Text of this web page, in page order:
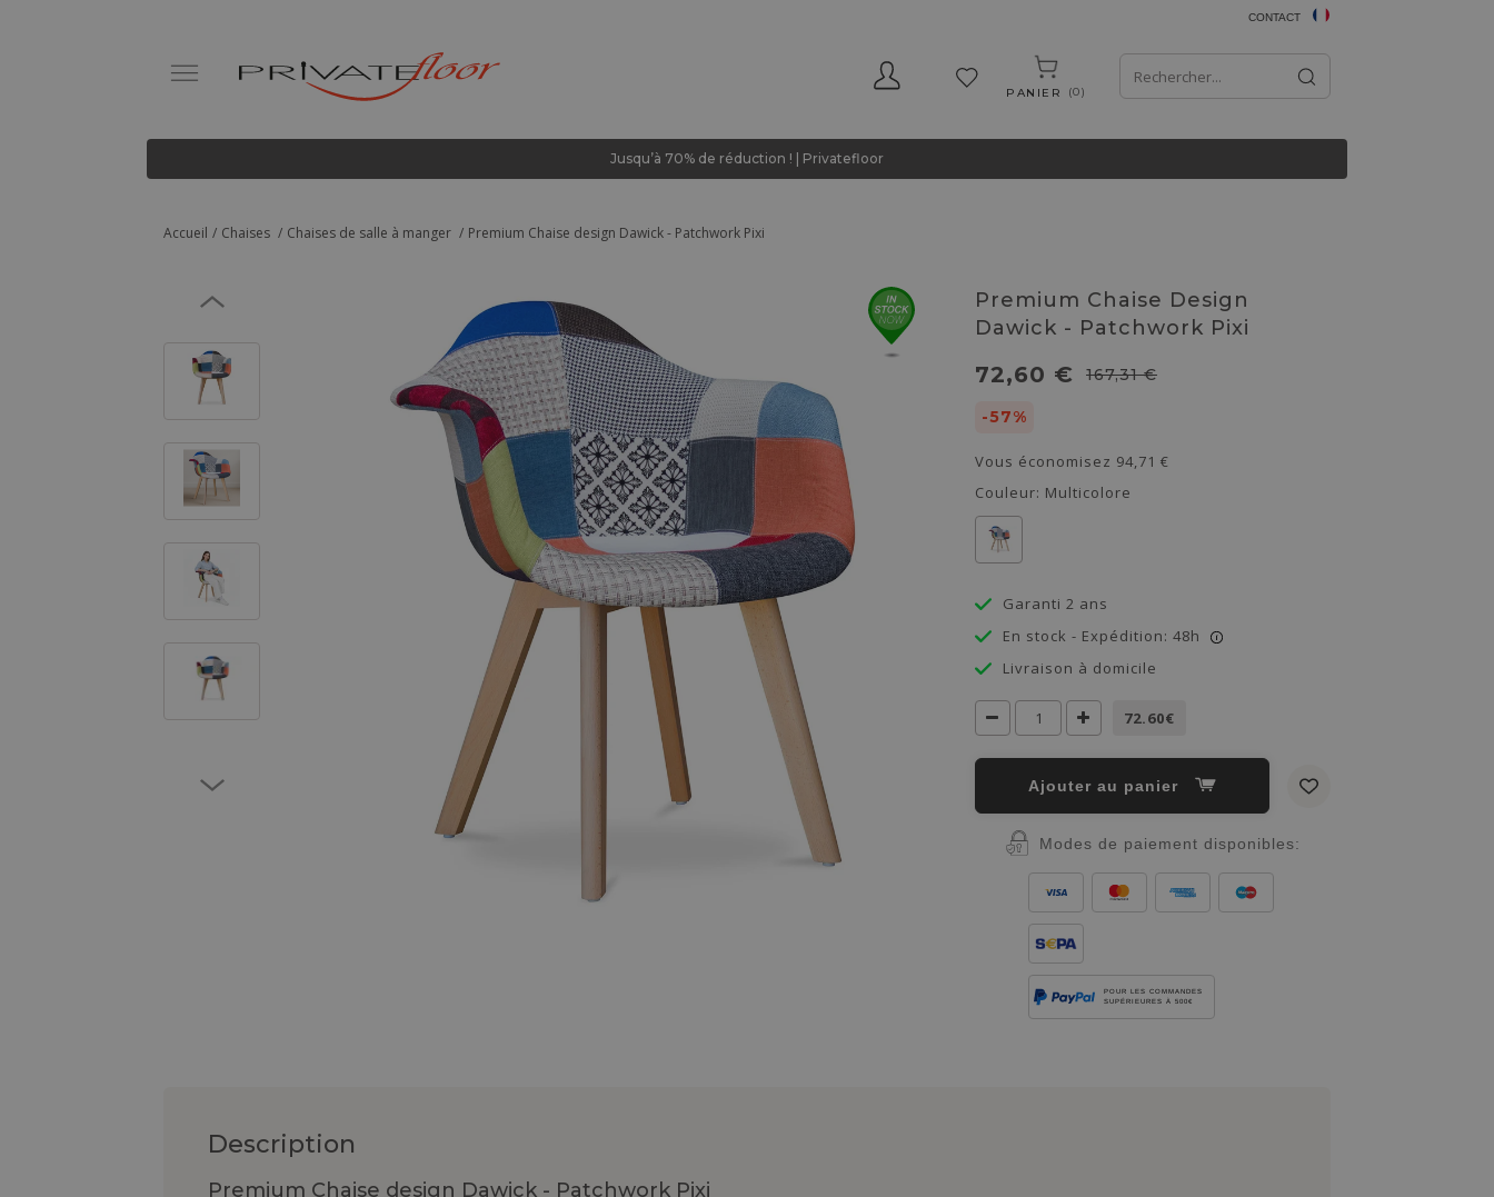
CONTACT
PANIER 0
Jusqu’à 70% de réduction ! | Privatefloor
Accueil Chaises Chaises de salle à manger Premium Chaise design Dawick - Patchwork Pixi
Premium Chaise Design
Dawick - Patchwork Pixi
72,60 € 167,31 €
-57%
Vous économisez 94,71 €
Couleur: Multicolore
Garanti 2 ans
En stock - Expédition: 48h
i
Livraison à domicile
72.60€
Ajouter au panier
Modes de paiement disponibles:
POUR LES COMMANDES
SUPÉRIEURES À 500€
Description
Premium Chaise design Dawick - Patchwork Pixi